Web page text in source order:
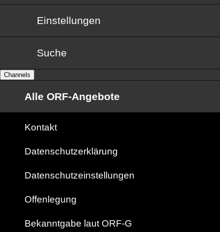
Einstellungen
Suche
Channels
Alle ORF-Angebote
Kontakt
Datenschutzerklärung
Datenschutzeinstellungen
Offenlegung
Bekanntgabe laut ORF-G